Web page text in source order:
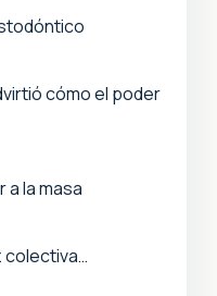
cómo el poder
a la masa
colectiva…